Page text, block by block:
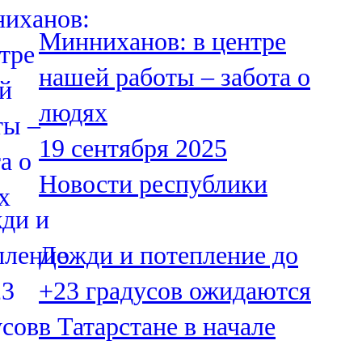
107,8 FM
Теләче
106,1 FM
Түбән Кама
102,6 FM
Чирмешән
107,7 FM
Чистай
103,0 FM
Чүпрәле
Минниханов: в центре
нашей работы – забота о
людях
19 сентября 2025
Новости республики
Дожди и потепление до
+23 градусов ожидаются
в Татарстане в начале